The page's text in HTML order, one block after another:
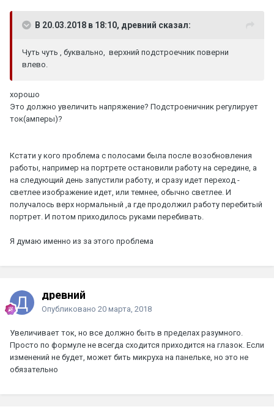
В 20.03.2018 в 18:10, древний сказал:
Чуть чуть , буквально, верхний подстроечник поверни
влево.
хорошо
Это должно увеличить напряжение? Подстроеничник регулирует
ток(амперы)?
Кстати у кого проблема с полосами была после возобновления
работы, например на портрете остановили работу на середине, а
на следующий день запустили работу, и сразу идет переход -
светлее изображение идет, или темнее, обычно светлее. И
получалось верх нормальный ,а где продолжил работу перебитый
портрет. И потом приходилось руками перебивать.
Я думаю именно из за этого проблема
древний
Опубликовано 20 марта, 2018
Увеличивает ток, но все должно быть в пределах разумного.
Просто по формуле не всегда сходится приходится на глазок. Если
изменений не будет, может бить микруха на панельке, но это не
обязательно